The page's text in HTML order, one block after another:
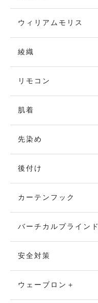
ウィリアムモリス
綾織
リモコン
肌着
先染め
後付け
カーテンフック
バーチカルブラインド
安全対策
ウェーブロン＋